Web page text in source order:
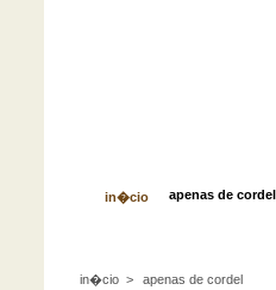
in�cio apenas de cordel
in�cio > apenas de cordel